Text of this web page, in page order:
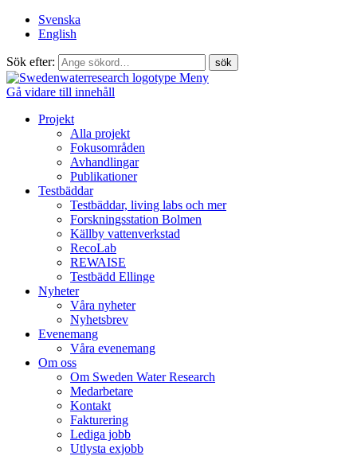
Svenska
English
Sök efter:
Meny
Gå vidare till innehåll
Projekt
Alla projekt
Fokusområden
Avhandlingar
Publikationer
Testbäddar
Testbäddar, living labs och mer
Forskningsstation Bolmen
Källby vattenverkstad
RecoLab
REWAISE
Testbädd Ellinge
Nyheter
Våra nyheter
Nyhetsbrev
Evenemang
Våra evenemang
Om oss
Om Sweden Water Research
Medarbetare
Kontakt
Fakturering
Lediga jobb
Utlysta exjobb